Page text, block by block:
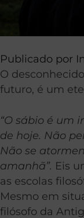
Publicado por
O
futuro, é um
“O sábio é um
de hoje. Não
Não se
amanhã”. Eis
as escolas
Mesmo em
filósofo da